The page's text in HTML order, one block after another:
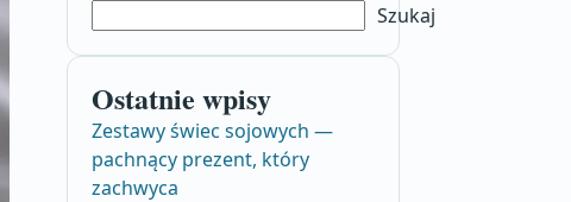
Szukaj
Ostatnie wpisy
Zestawy świec sojowych —
pachnący prezent, który
zachwyca